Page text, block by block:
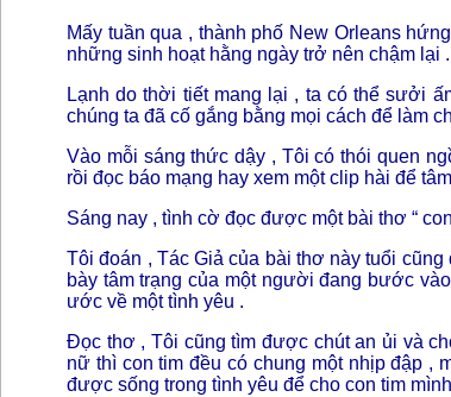
Mấy tuần qua , thành phố New Orleans
những sinh hoạt hằng ngày trở nên chậm lại .
Lạnh do thời tiết mang lại , ta có thể sưởi
chúng ta đã cố gắng bằng mọi cách để làm
Vào mỗi sáng thức dậy , Tôi có thói quen
rồi đọc báo mạng hay xem một clip hài để
Sáng nay , tình cờ đọc được một bài thơ “
Tôi đoán , Tác Giả của bài thơ này tuổi
bày tâm trạng của một người đang bước
ước về một tình yêu .
Đọc thơ , Tôi cũng tìm được chút an ủi và
nữ thì con tim đều có chung một nhịp đập
được sống trong tình yêu để cho con tim